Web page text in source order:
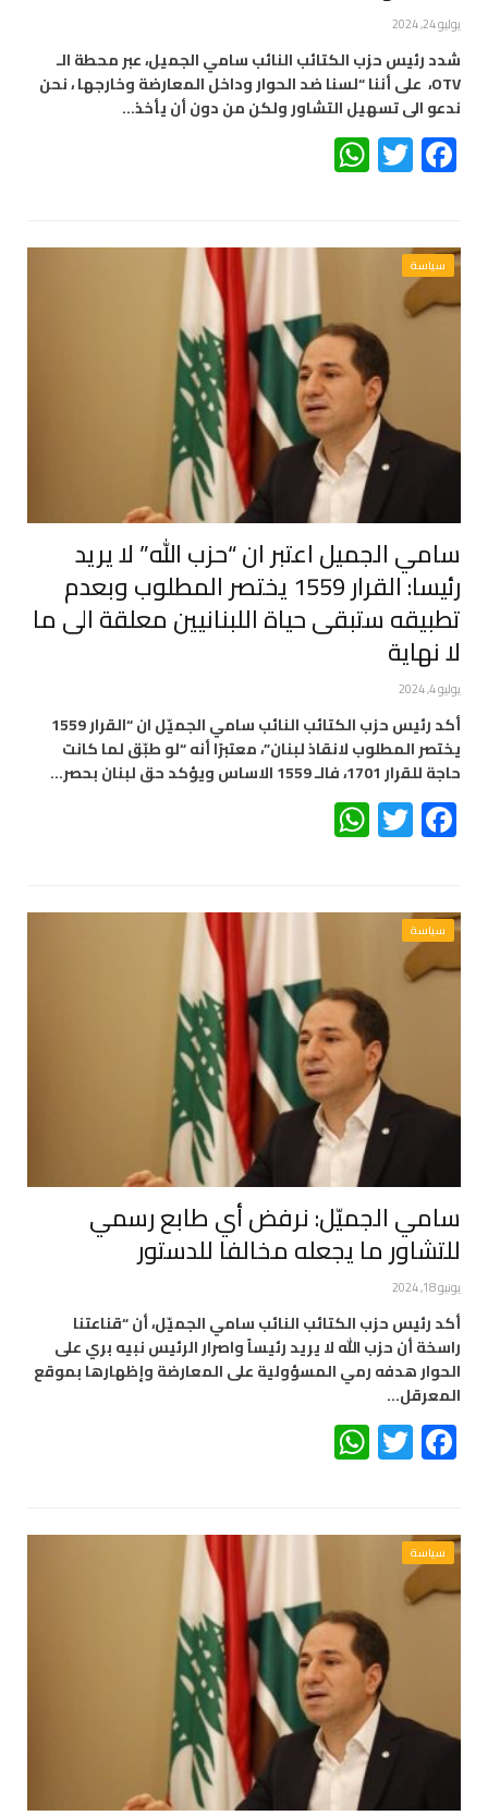
يوليو 24, 2024
شدد رئيس حزب الكتائب النائب سامي الجميل، عبر محطة الـ
OTV، على أننا “لسنا ضد الحوار وداخل المعارضة وخارجها ، نحن
ندعو الى تسهيل التشاور ولكن من دون أن يأخذ…
Facebook
Twitter
سياسة
سامي الجميل اعتبر ان “حزب الله” لا يريد
رئيسا: القرار 1559 يختصر المطلوب وبعدم
تطبيقه ستبقى حياة اللبنانيين معلقة الى ما
لا نهاية
يوليو 4, 2024
أكد رئيس حزب الكتائب النائب سامي الجميّل ان “القرار 1559
يختصر المطلوب لانقاذ لبنان”، معتبرًا أنه “لو طبّق لما كانت
حاجة للقرار 1701، فالـ 1559 الاساس ويؤكد حق لبنان بحصر…
Facebook
Twitter
سياسة
سامي الجميّل: نرفض أي طابع رسمي
للتشاور ما يجعله مخالفا للدستور
يونيو 18, 2024
أكد رئيس حزب الكتائب النائب سامي الجميّل، أن “قناعتنا
راسخة أن حزب الله لا يريد رئيساً واصرار الرئيس نبيه بري على
الحوار هدفه رمي المسؤولية على المعارضة وإظهارها بموقع
المعرقل…
Facebook
Twitter
سياسة